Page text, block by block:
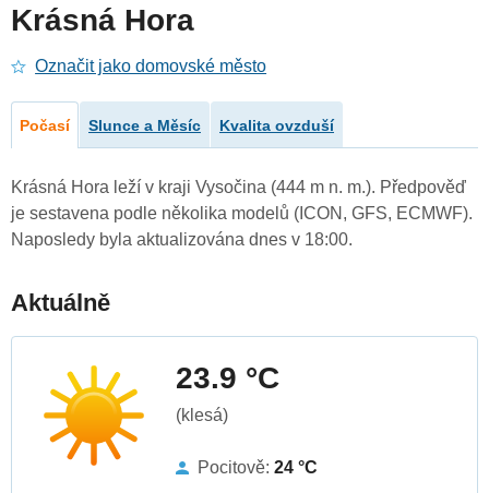
Krásná Hora
Označit jako domovské město
Počasí Slunce a Měsíc Kvalita ovzduší
Krásná Hora leží v kraji Vysočina (444 m n. m.). Předpověď
je sestavena podle několika modelů (ICON, GFS, ECMWF).
Naposledy byla aktualizována dnes v 18:00.
Aktuálně
23.9 °C
(klesá)
Pocitově: 24 °C